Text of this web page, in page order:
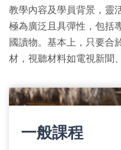
教學內容及學員背景，靈
極為廣泛且具彈性，包括
國讀物。基本上，只要合
材，視聽材料如電視新聞
一般課程